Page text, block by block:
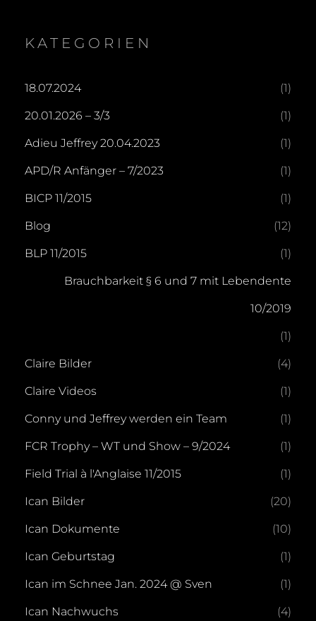
KATEGORIEN
18.07.2024 (1)
20.01.2026 – 3/3 (1)
Adieu Jeffrey 20.04.2023 (1)
APD/R Anfänger – 7/2023 (1)
BICP 11/2015 (1)
Blog (12)
BLP 11/2015 (1)
Brauchbarkeit § 6 und 7 mit Lebendente
10/2019
(1)
Claire Bilder (4)
Claire Videos (1)
Conny und Jeffrey werden ein Team (1)
FCR Trophy – WT und Show – 9/2024 (1)
Field Trial à l'Anglaise 11/2015 (1)
Ican Bilder (20)
Ican Dokumente (10)
Ican Geburtstag (1)
Ican im Schnee Jan. 2024 @ Sven (1)
Ican Nachwuchs (4)